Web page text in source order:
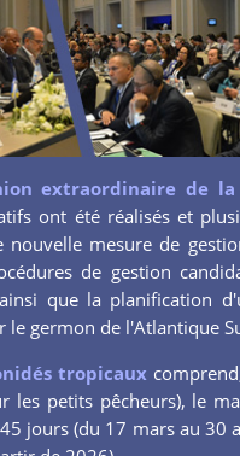
extraordinaire de
ont été réalisés et
mesure de
de gestion
que la planification
le germon de l'Atlantique
tropicaux
les petits pêcheurs), le
jours (du 17 mars au